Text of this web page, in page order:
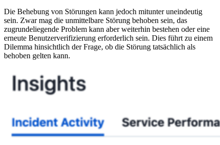
Die Behebung von Störungen kann jedoch mitunter uneindeutig
sein. Zwar mag die unmittelbare Störung behoben sein, das
zugrundeliegende Problem kann aber weiterhin bestehen oder eine
erneute Benutzerverifizierung erforderlich sein. Dies führt zu einem
Dilemma hinsichtlich der Frage, ob die Störung tatsächlich als
behoben gelten kann.